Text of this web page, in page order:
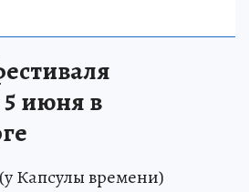
июня в
(у Капсулы времени)